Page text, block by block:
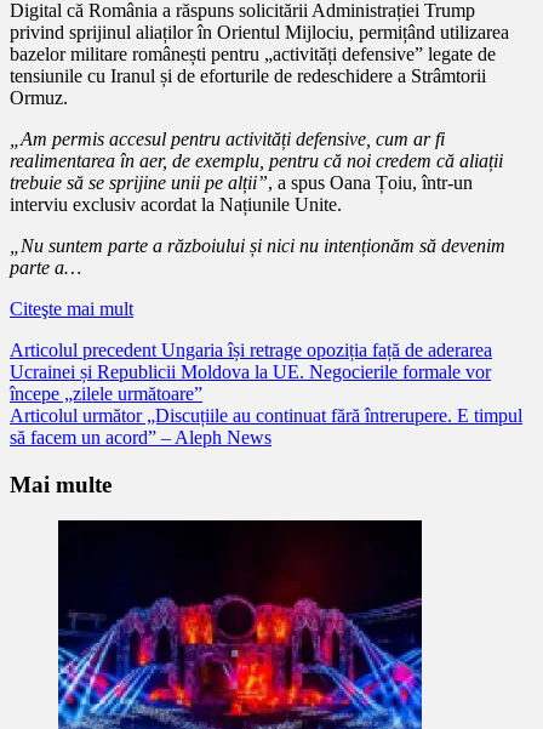
Digital că România a răspuns solicitării Administrației Trump
privind sprijinul aliaților în Orientul Mijlociu, permițând utilizarea
bazelor militare românești pentru „activități defensive” legate de
tensiunile cu Iranul și de eforturile de redeschidere a Strâmtorii
Ormuz.
„Am permis accesul pentru activități defensive, cum ar fi
realimentarea în aer, de exemplu, pentru că noi credem că aliații
trebuie să se sprijine unii pe alții”, a spus Oana Țoiu, într-un
interviu exclusiv acordat la Națiunile Unite.
„Nu suntem parte a războiului și nici nu intenționăm să devenim
parte a…
Citeşte mai mult
Citește
mai
mult
Articolul precedent Ungaria își retrage opoziția față de aderarea
Ucrainei și Republicii Moldova la UE. Negocierile formale vor
începe „zilele următoare”
Articolul următor„Discuțiile au continuat fără întrerupere. E timpul
să facem un acord” – Aleph News
Mai multe